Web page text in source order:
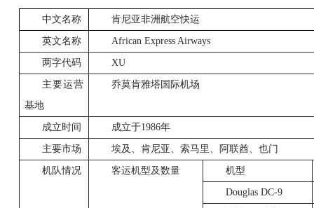
中文名称 肯尼亚非洲航空快运
英文名称 African Express Airways
两字代码 XU
主要运营
基地
乔莫肯雅塔国际机场
成立时间 成立于1986年
主要市场 埃及、肯尼亚、索马里、阿联酋、也门
机队情况 客运机型及数量 机型
Douglas DC-9